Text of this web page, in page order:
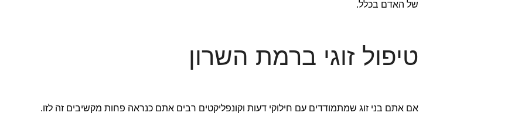
של האדם בכלל.
טיפול זוגי ברמת השרון
אם אתם בני זוג שמתמודדים עם חילוקי דעות וקונפליקטים רבים אתם כנראה פחות מקשיבים זה לזו.